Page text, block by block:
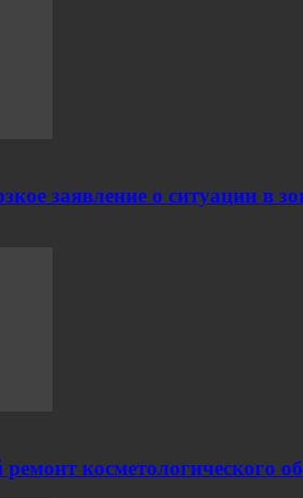
заявление о ситуации в
косметологического